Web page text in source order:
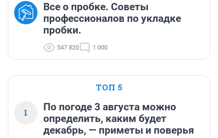
Все о пробке. Советы
профессионалов по укладке
пробки.
547 820 1 000
ТОП 5
1
По погоде 3 августа можно
определить, каким будет
декабрь, — приметы и поверья